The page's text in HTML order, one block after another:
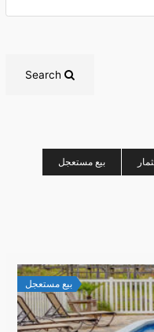
Search
بيع مستعجل
بيع مستعجل